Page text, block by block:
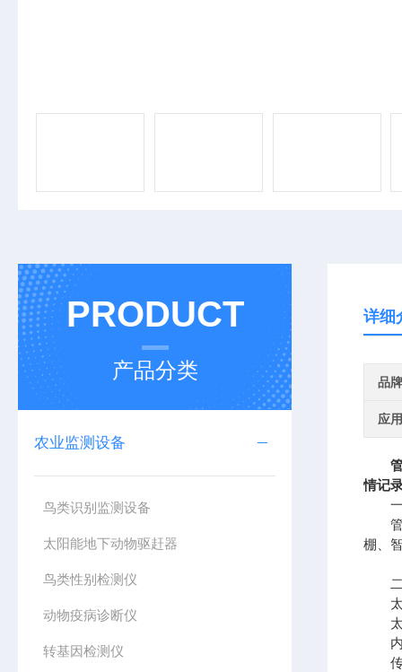
PRODUCT
产品分类
农业监测设备
鸟类识别监测设备
太阳能地下动物驱赶器
鸟类性别检测仪
动物疫病诊断仪
转基因检测仪
详细
品牌
应
情记
一
管式
棚、
二
太
太
内
传